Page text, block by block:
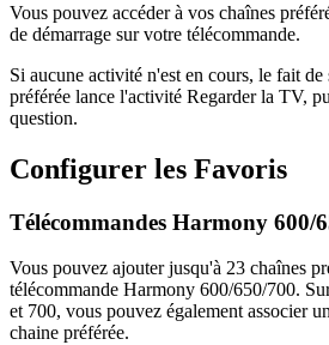
Vous pouvez accéder à vos chaînes
de démarrage sur votre télécommande.
Si aucune activité n'est en cours, le fait
préférée lance l'activité Regarder la TV,
question.
Configurer les Favoris
Télécommandes Harmony 600/
Vous pouvez ajouter jusqu'à 23 chaînes
télécommande Harmony 600/650/700.
et 700, vous pouvez également associer
chaine préférée.